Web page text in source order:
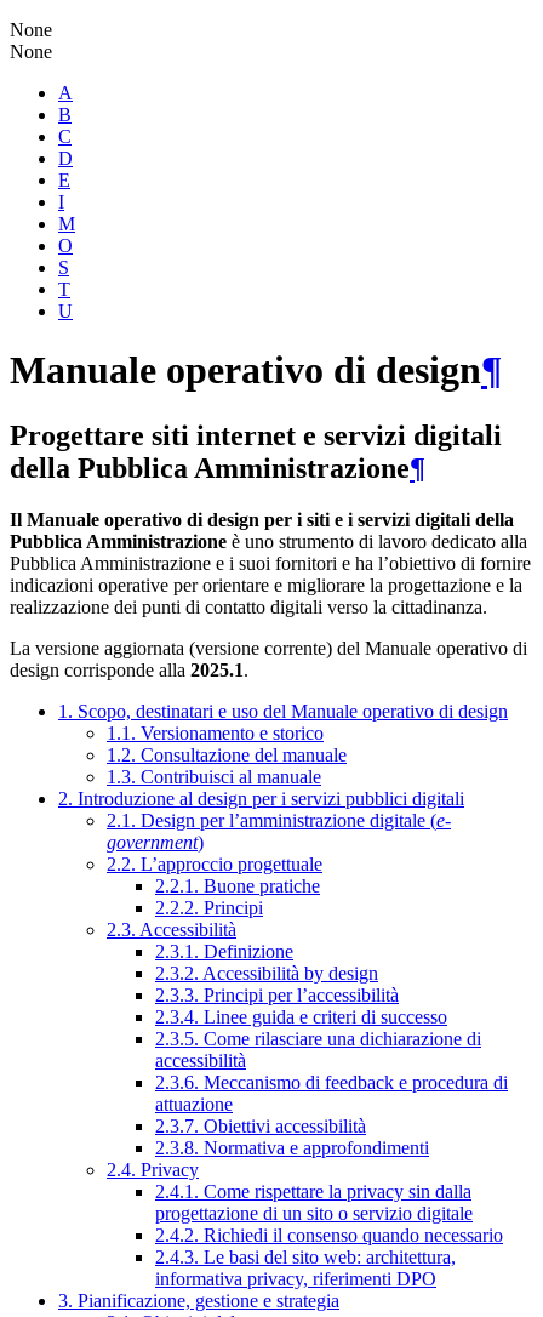
None
None
A
B
C
D
E
I
M
O
S
T
U
Manuale operativo di design¶
Progettare siti internet e servizi digitali
della Pubblica Amministrazione¶
Il Manuale operativo di design per i siti e i servizi digitali della
Pubblica Amministrazione è uno strumento di lavoro dedicato alla
Pubblica Amministrazione e i suoi fornitori e ha l’obiettivo di fornire
indicazioni operative per orientare e migliorare la progettazione e la
realizzazione dei punti di contatto digitali verso la cittadinanza.
La versione aggiornata (versione corrente) del Manuale operativo di
design corrisponde alla 2025.1.
1. Scopo, destinatari e uso del Manuale operativo di design
1.1. Versionamento e storico
1.2. Consultazione del manuale
1.3. Contribuisci al manuale
2. Introduzione al design per i servizi pubblici digitali
2.1. Design per l’amministrazione digitale (e-
government)
2.2. L’approccio progettuale
2.2.1. Buone pratiche
2.2.2. Principi
2.3. Accessibilità
2.3.1. Definizione
2.3.2. Accessibilità by design
2.3.3. Principi per l’accessibilità
2.3.4. Linee guida e criteri di successo
2.3.5. Come rilasciare una dichiarazione di
accessibilità
2.3.6. Meccanismo di feedback e procedura di
attuazione
2.3.7. Obiettivi accessibilità
2.3.8. Normativa e approfondimenti
2.4. Privacy
2.4.1. Come rispettare la privacy sin dalla
progettazione di un sito o servizio digitale
2.4.2. Richiedi il consenso quando necessario
2.4.3. Le basi del sito web: architettura,
informativa privacy, riferimenti DPO
3. Pianificazione, gestione e strategia